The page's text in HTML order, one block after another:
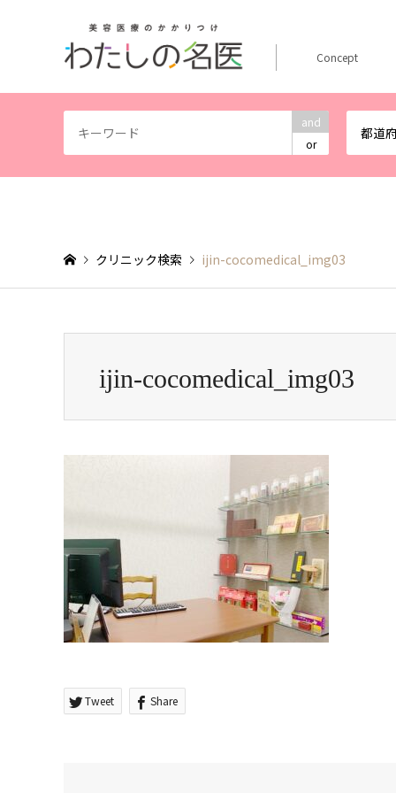
and
or
都道
Concept
クリニック検索 ijin-cocomedical_img03
ijin-cocomedical_img03
Tweet Share